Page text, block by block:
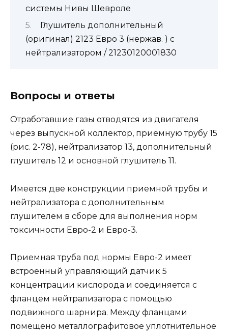
системы Нивы Шевроле
Глушитель дополнительный
(оригинал) 2123 Евро 3 (нержав. ) с
нейтрализатором / 21230120001830
Вопросы и ответы
Отработавшие газы отводятся из двигателя
через выпускной коллектор, приемную трубу 15
(рис. 2-78), нейтрализатор 13, дополнительный
глушитель 12 и основной глушитель 11.
Имеется две конструкции приемной трубы и
нейтрализатора с дополнительным
глушителем в сборе для выполнения норм
токсичности Евро-2 и Евро-3.
Приемная труба под нормы Евро-2 имеет
встроенный управляющий датчик 5
концентрации кислорода и соединяется с
фланцем нейтрализатора с помощью
подвижного шарнира. Между фланцами
помещено металлографитовое уплотнительное